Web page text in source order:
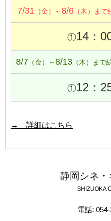
7/31 （金）～8/6 （木）まで
①14：
8/7 （金）～8/13 （木）まで
①12：
→ 詳細はこちら
静岡シネ
SHIZUOKA
電話: